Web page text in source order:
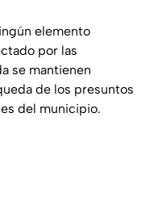
elemento
por las
se mantienen
de los presuntos
del municipio.